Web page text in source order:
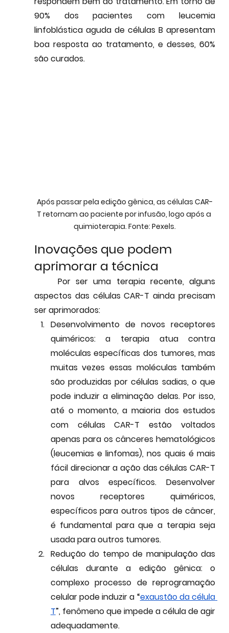
90% dos pacientes com leucemia
linfoblástica aguda de células B apresentam
boa resposta ao tratamento, e desses, 60%
são curados.
Após passar pela edição gênica, as células CAR-
T retornam ao paciente por infusão, logo após a
quimioterapia. Fonte: Pexels.
Inovações que podem
aprimorar a técnica
	Por ser uma terapia recente, alguns
aspectos das células CAR-T ainda precisam
ser aprimorados:
Desenvolvimento de novos receptores
quiméricos: a terapia atua contra
moléculas específicas dos tumores, mas
muitas vezes essas moléculas também
são produzidas por células sadias, o que
pode induzir a eliminação delas. Por isso,
até o momento, a maioria dos estudos
com células CAR-T estão voltados
apenas para os cânceres hematológicos
(leucemias e linfomas), nos quais é mais
fácil direcionar a ação das células CAR-T
para alvos específicos. Desenvolver
novos receptores quiméricos,
específicos para outros tipos de câncer,
é fundamental para que a terapia seja
usada para outros tumores.
Redução do tempo de manipulação das
células durante a edição gênica: o
complexo processo de reprogramação
celular pode induzir a “exaustão da célula
T”, fenômeno que impede a célula de agir
adequadamente.